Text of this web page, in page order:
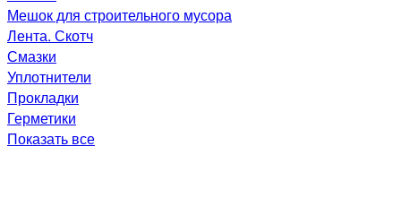
Мешок для строительного мусора
Лента. Скотч
Смазки
Уплотнители
Прокладки
Герметики
Показать все